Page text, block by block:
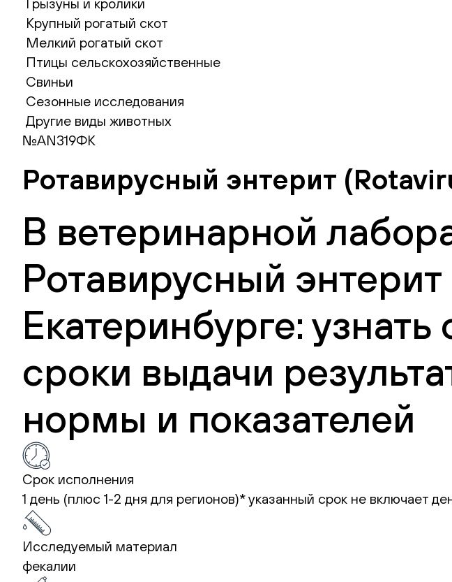
Крупный рогатый скот
Мелкий рогатый скот
Птицы сельскохозяйственные
Свиньи
Сезонные исследования
Другие виды животных
№AN319ФК
Ротавирусный энтерит
В ветеринарной
Ротавирусный
Екатеринбурге:
сроки выдачи
нормы и показателей
Срок исполнения
1 день (плюс 1-2 дня для регионов)*указанный срок не включает
Исследуемый материал
фекалии